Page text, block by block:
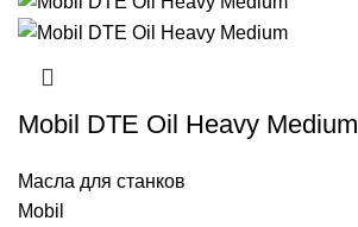
Mobil DTE Oil Heavy Medium
Масла для станков
Mobil